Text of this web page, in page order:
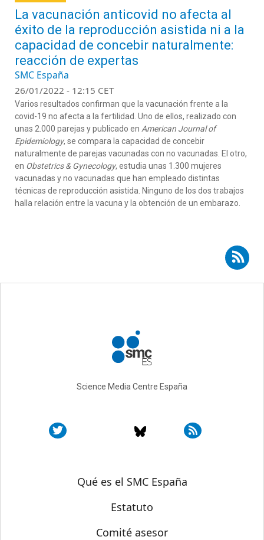
La vacunación anticovid no afecta al
éxito de la reproducción asistida ni a la
capacidad de concebir naturalmente:
reacción de expertas
SMC España
26/01/2022 - 12:15 CET
Varios resultados confirman que la vacunación frente a la
covid-19 no afecta a la fertilidad. Uno de ellos, realizado con
unas 2.000 parejas y publicado en American Journal of
Epidemiology, se compara la capacidad de concebir
naturalmente de parejas vacunadas con no vacunadas. El otro,
en Obstetrics & Gynecology, estudia unas 1.300 mujeres
vacunadas y no vacunadas que han empleado distintas
técnicas de reproducción asistida. Ninguno de los dos trabajos
halla relación entre la vacuna y la obtención de un embarazo.
Suscribirse a RSS - Rita Vassena
Science Media Centre España
Sobre SMC España
Qué es el SMC España
Estatuto
Comité asesor